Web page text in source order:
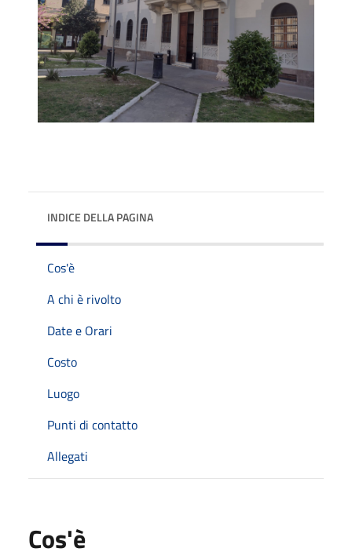
INDICE DELLA PAGINA
Cos'è
A chi è rivolto
Date e Orari
Costo
Luogo
Punti di contatto
Allegati
Cos'è